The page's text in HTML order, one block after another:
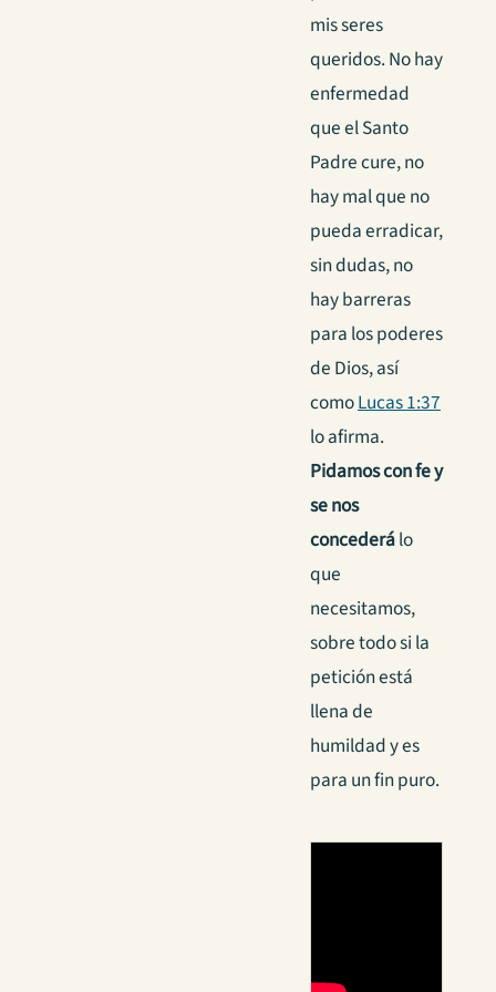
mis seres
queridos. No hay
enfermedad
que el Santo
Padre cure, no
hay mal que no
pueda erradicar,
sin dudas, no
hay barreras
para los poderes
de Dios, así
comoLucas 1:37
lo afirma.
Pidamos con fe y
se nos
concederálo
que
necesitamos,
sobre todo si la
petición está
llena de
humildad y es
para un fin puro.